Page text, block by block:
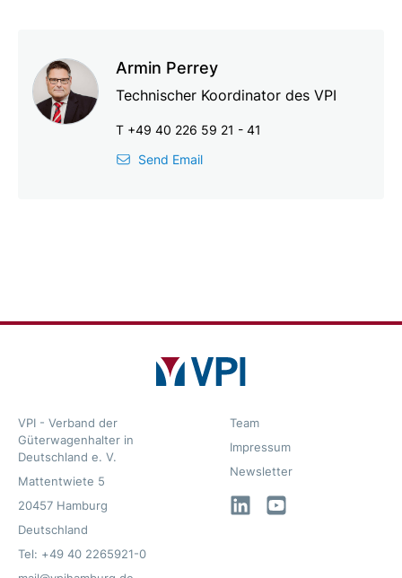
Armin Perrey
Technischer Koordinator des VPI
T +49 40 226 59 21 - 41
Send Email
VPI - Verband der
Güterwagenhalter in
Deutschland e. V.
Mattentwiete 5
20457 Hamburg
Deutschland
Tel: +49 40 2265921-0
Team
Impressum
Newsletter
LinkedInYouTube